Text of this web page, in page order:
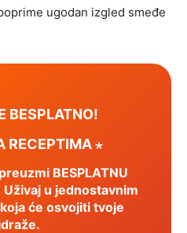
ugodan izgled smeđe
BESPLATNO!
RECEPTIMA ⋆
BESPLATNU
u jednostavnim
će osvojiti tvoje